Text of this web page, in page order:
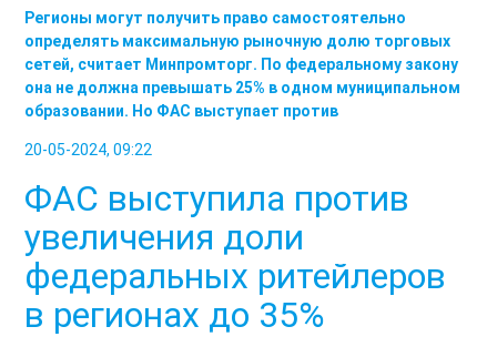
Регионы могут получить право самостоятельно
определять максимальную рыночную долю торговых
сетей, считает Минпромторг. По федеральному закону
она не должна превышать 25% в одном муниципальном
образовании. Но ФАС выступает против
20-05-2024, 09:22
ФАС выступила против
увеличения доли
федеральных ритейлеров
в регионах до 35%